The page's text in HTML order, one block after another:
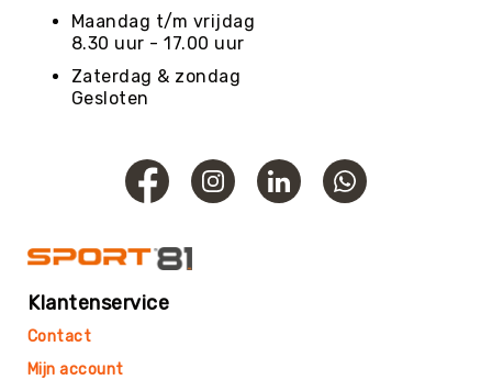
Spikeball
Squash
Steppen
Tafeltennis
Tchoukbal
Tchouks
Ballen
Maandag t/m vrijdag
8.30 uur - 17.00 uur
Zaterdag & zondag
Gesloten
Klantenservice
Contact
Mijn account